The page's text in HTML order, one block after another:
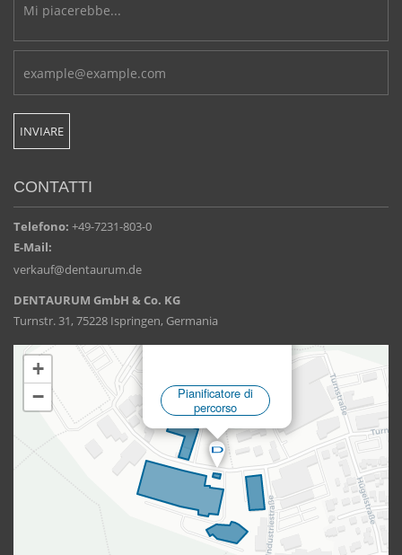
CONTATTI
Telefono: +49-7231-803-0
E-Mail:
verkauf@dentaurum.de
DENTAURUM GmbH & Co. KG
Turnstr. 31, 75228 Ispringen, Germania